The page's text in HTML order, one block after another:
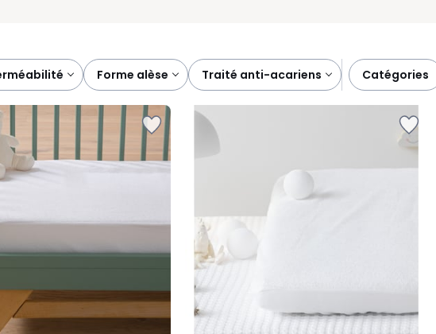
forme alèse traité anti-acariens catégories